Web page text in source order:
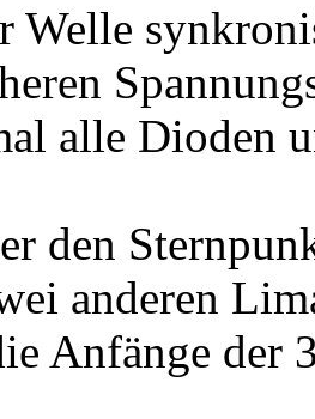
Welle
alle Dioden
den
anderen
Anfänge der